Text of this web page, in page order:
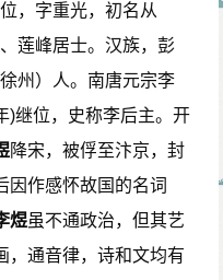
间集补》《全唐诗》
所云：“别作‘凭谁’。”
，所以连这每日可见的
发时间。或许，她已
地，酒意阑珊，这就
醉酒，她没有别的事
虚寂寞的“闲”。于是二
。女主人公不仅“闲”，
形象了。三、四两句是
化，“落花狼藉”不仅是
，字重光，初名从
莲峰居士。汉族，彭
州）人。南唐元宗李
)继位，史称李后主。开
降宋，被俘至汴京，封
因作感怀故国的名词
煜虽不通政治，但其艺
，通音律，诗和文均有